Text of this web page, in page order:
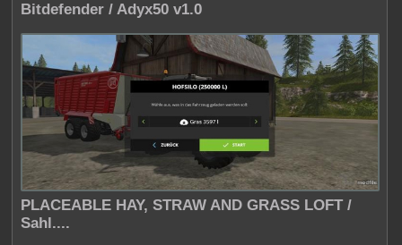
Bitdefender / Adyx50 v1.0
PLACEABLE HAY, STRAW AND GRASS LOFT /
Sahl....